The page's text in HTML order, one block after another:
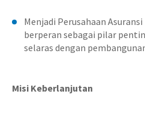
Menjadi Perusahaan
berperan sebagai pilar
selaras dengan
Misi Keberlanjutan